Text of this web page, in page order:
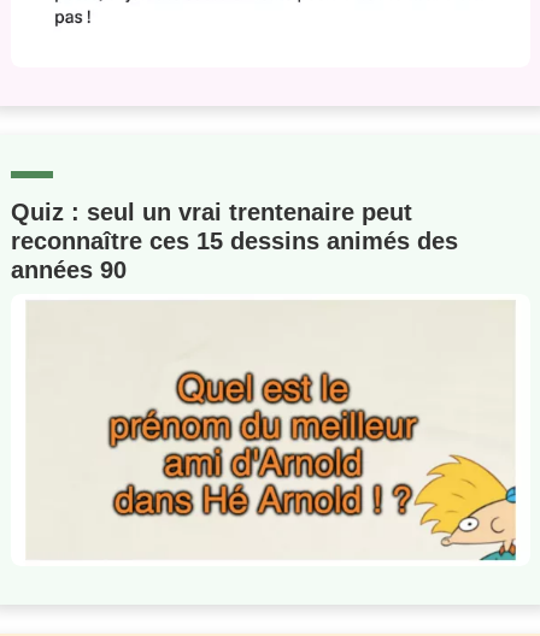
Quiz : seul un vrai trentenaire peut
reconnaître ces 15 dessins animés des
années 90